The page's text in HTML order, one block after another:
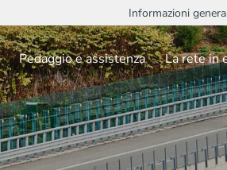
Informazioni
Pedaggio e assistenza La rete in